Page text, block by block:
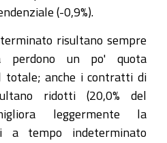
(-0,9%).
risultano sempre
perdono un po' quota
totale; anche i contratti di
ridotti (20,0% del
leggermente la
a tempo indeterminato